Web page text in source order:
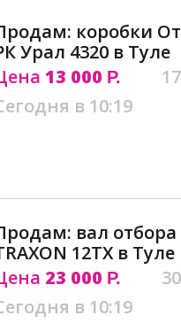
коробки
Урал 4320 в Туле
13 000 Р.
в 10:19
вал
12TX в Туле
23 000 Р.
в 10:19